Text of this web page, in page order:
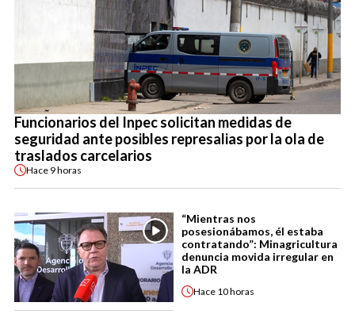
Funcionarios del Inpec solicitan medidas de
seguridad ante posibles represalias por la ola de
traslados carcelarios
Hace 9 horas
“Mientras nos
posesionábamos, él estaba
contratando”: Minagricultura
denuncia movida irregular en
la ADR
Hace 10 horas